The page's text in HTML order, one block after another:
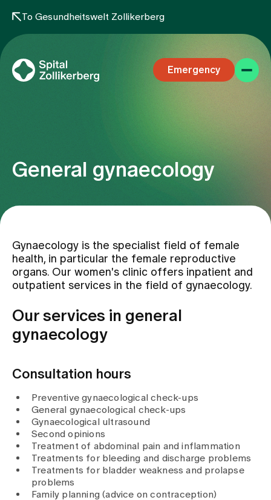
To Gesundheitswelt Zollikerberg
Emergency
Specialist areas
Team
Events
About us
Latest news
Jobs & Career
General gynaecology
Gynaecology is the specialist field of female
health, in particular the female reproductive
organs. Our women's clinic offers inpatient and
outpatient services in the field of gynaecology.
Our services in general
gynaecology
Consultation hours
Preventive gynaecological check-ups
General gynaecological check-ups
Gynaecological ultrasound
Second opinions
Treatment of abdominal pain and inflammation
Treatments for bleeding and discharge problems
Treatments for bladder weakness and prolapse
problems
Family planning (advice on contraception)